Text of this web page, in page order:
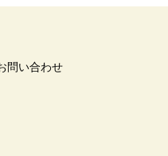
問い合わせ